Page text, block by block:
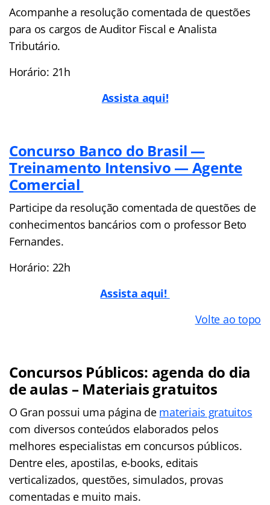
Acompanhe a resolução comentada de questões
para os cargos de Auditor Fiscal e Analista
Tributário.
Horário: 21h
Assista aqui!
Concurso Banco do Brasil —
Treinamento Intensivo — Agente
Comercial
Participe da resolução comentada de questões de
conhecimentos bancários com o professor Beto
Fernandes.
Horário: 22h
Assista aqui!
Volte ao topo
Concursos Públicos: agenda do dia
de aulas – Materiais gratuitos
O Gran possui uma página de materiais gratuitos
com diversos conteúdos elaborados pelos
melhores especialistas em concursos públicos.
Dentre eles, apostilas, e-books, editais
verticalizados, questões, simulados, provas
comentadas e muito mais.